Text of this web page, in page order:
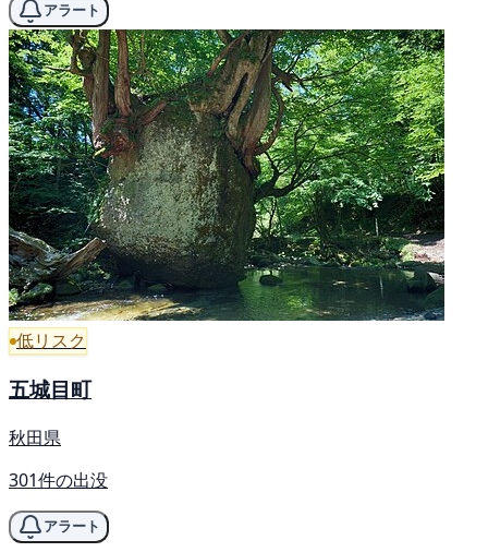
アラート
低リスク
五城目町
秋田県
301件の出没
アラート